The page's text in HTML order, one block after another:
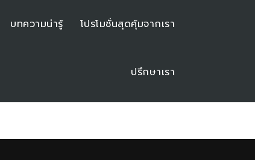
บทความน่ารู้ โปรโมชั่นสุดคุ้มจากเรา
ปรึกษาเรา